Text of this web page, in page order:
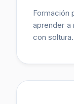
Formación
aprender a
con soltura.